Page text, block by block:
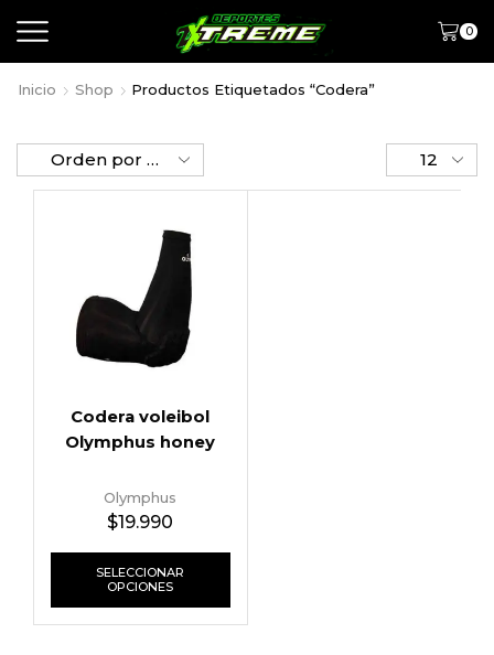
0
Inicio Shop Productos Etiquetados “codera”
Codera voleibol
Olymphus honey
Olymphus
$19.990
SELECCIONAR
OPCIONES